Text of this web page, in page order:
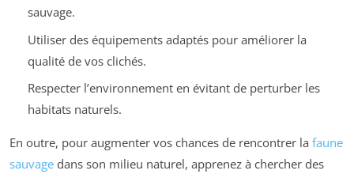
sauvage.
Utiliser des équipements adaptés pour améliorer la
qualité de vos clichés.
Respecter l’environnement en évitant de perturber les
habitats naturels.
En outre, pour augmenter vos chances de rencontrer la faune
sauvage dans son milieu naturel, apprenez à chercher des